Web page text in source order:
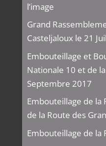
l’image
Grand
Casteljaloux le 21
Embouteillage et
Nationale 10 et de
Septembre 2017
Embouteillage de la
de la Route des
Embouteillage de la